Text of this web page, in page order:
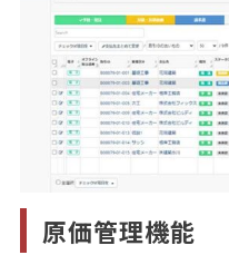
原価管理機能